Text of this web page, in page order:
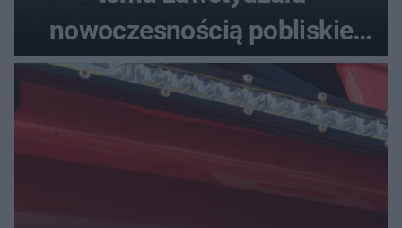
nowoczesnością pobliskie
miasta. Prąd, telefon i
luksusowa auta